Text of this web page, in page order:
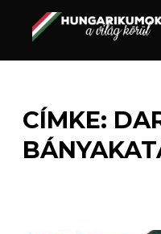
Egy felejthetetlen
CÍMKE: